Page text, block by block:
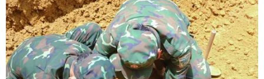
xây dựng kịch bản giải ngân
05/08/2026 01:18